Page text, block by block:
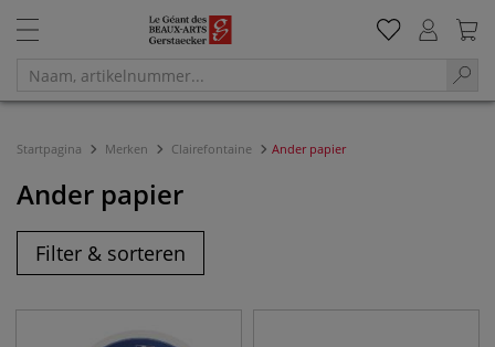
Startpagina Merken Clairefontaine Ander papier
Ander papier
Filter & sorteren